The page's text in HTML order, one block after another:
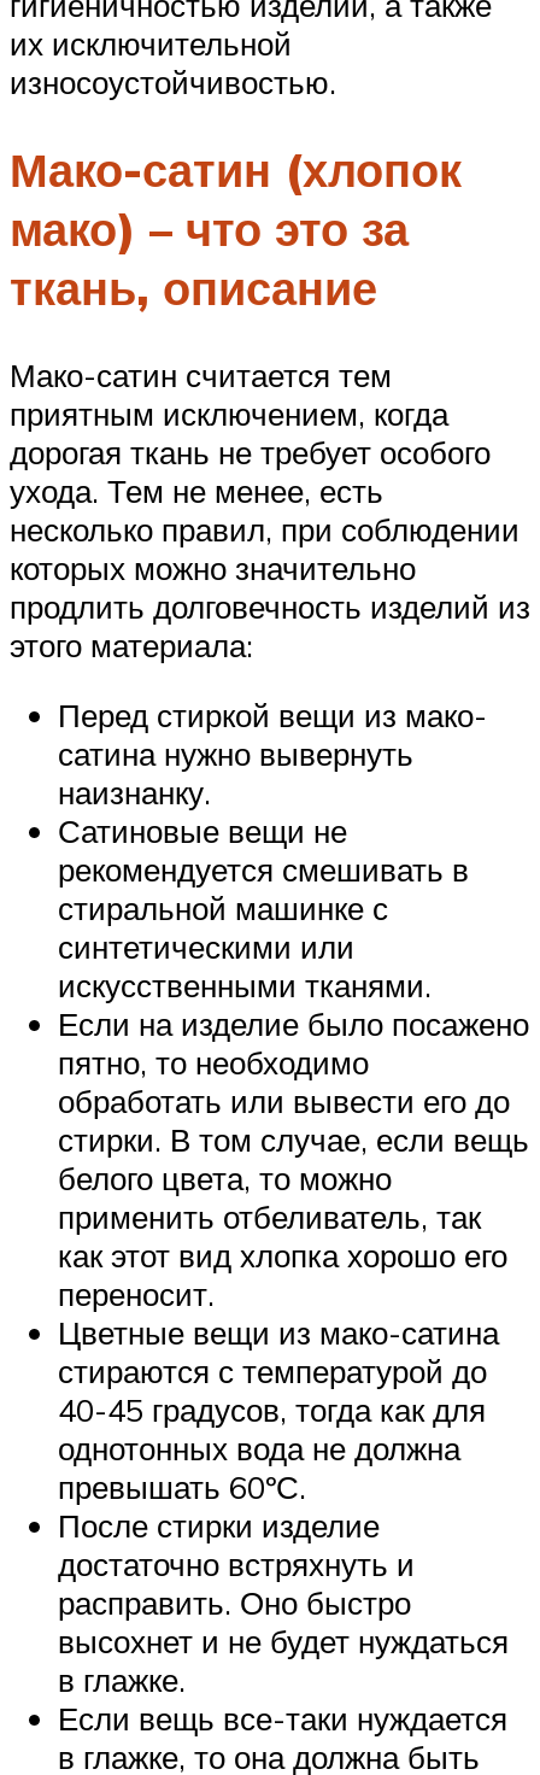
их исключительной
износоустойчивостью.
Мако-сатин (хлопок
мако) – что это за
ткань, описание
Мако-сатин считается тем
приятным исключением, когда
дорогая ткань не требует особого
ухода. Тем не менее, есть
несколько правил, при соблюдении
которых можно значительно
продлить долговечность изделий из
этого материала:
Перед стиркой вещи из мако-
сатина нужно вывернуть
наизнанку.
Сатиновые вещи не
рекомендуется смешивать в
стиральной машинке с
синтетическими или
искусственными тканями.
Если на изделие было посажено
пятно, то необходимо
обработать или вывести его до
стирки. В том случае, если вещь
белого цвета, то можно
применить отбеливатель, так
как этот вид хлопка хорошо его
переносит.
Цветные вещи из мако-сатина
стираются с температурой до
40-45 градусов, тогда как для
однотонных вода не должна
превышать 60ºС.
После стирки изделие
достаточно встряхнуть и
расправить. Оно быстро
высохнет и не будет нуждаться
в глажке.
Если вещь все-таки нуждается
в глажке, то она должна быть